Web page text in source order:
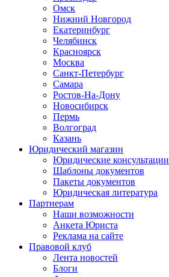
Омск
Нижний Новгород
Екатеринбург
Челябинск
Красноярск
Москва
Санкт-Петербург
Самара
Ростов-На-Дону
Новосибирск
Пермь
Волгоград
Казань
Юридический магазин
Юридические консультации
Шаблоны документов
Пакеты документов
Юридическая литература
Партнерам
Наши возможности
Анкета Юриста
Реклама на сайте
Правовой клуб
Лента новостей
Блоги